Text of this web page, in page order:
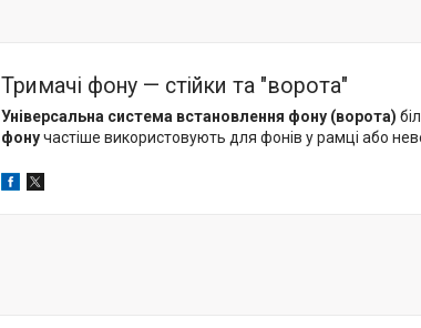
Тримачі фону — стійки та "ворота"
Універсальна система встановлення фону (ворота)
фонучастіше використовують для фонів у рамці або